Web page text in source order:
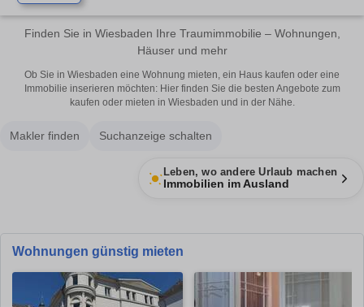
Finden Sie in Wiesbaden Ihre Traumimmobilie – Wohnungen,
Häuser und mehr
Ob Sie in Wiesbaden eine Wohnung mieten, ein Haus kaufen oder eine
Immobilie inserieren möchten: Hier finden Sie die besten Angebote zum
kaufen oder mieten in Wiesbaden und in der Nähe.
Makler finden Suchanzeige schalten
Leben, wo andere Urlaub machen
Immobilien im Ausland
Wohnungen günstig mieten